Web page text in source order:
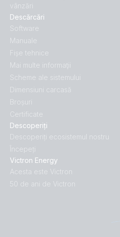
Descoperiți
Descoperiți ecosistemul nostru
Începeți
Victron Energy
Acesta este Victron
50 de ani de Victron
Descărcări
Software
Manuale
Fișe tehnice
Mai multe informaţii
Scheme ale sistemului
Dimensiuni carcasă
Broșuri
Certificate
vânzări